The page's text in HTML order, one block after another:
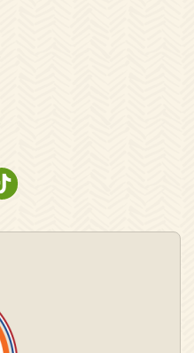
OP PINTEREST
OP YOUTUBE
NATURESCANNER OP TIKTOK